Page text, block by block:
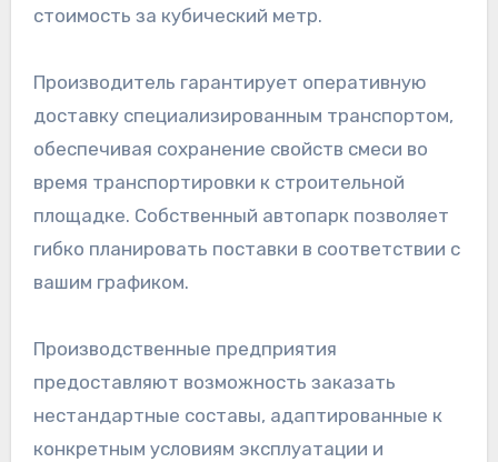
стоимость за кубический метр.
Производитель гарантирует оперативную
доставку специализированным транспортом,
обеспечивая сохранение свойств смеси во
время транспортировки к строительной
площадке. Собственный автопарк позволяет
гибко планировать поставки в соответствии с
вашим графиком.
Производственные предприятия
предоставляют возможность заказать
нестандартные составы, адаптированные к
конкретным условиям эксплуатации и